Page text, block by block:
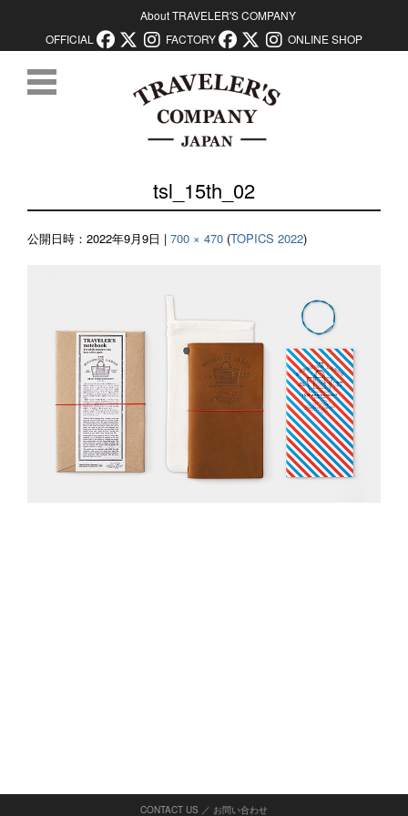
About TRAVELER'S COMPANY
OFFICIAL
FACTORY ONLINE SHOP
tsl_15th_02
公開日時： 2022年9月9日 | 700 × 470 (TOPICS 2022)
CONTACT US ／ お問い合わせ